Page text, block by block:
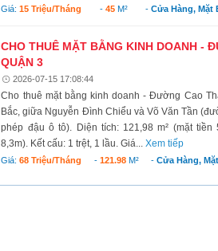
Giá:15 Triệu/tháng - 45M² -Cửa Hàng, Mặt
CHO THUÊ MẶT BẰNG KINH DOANH -
QUẬN 3
2026-07-15 17:08:44
Cho thuê mặt bằng kinh doanh - Đường Cao
Bắc, giữa Nguyễn Đình Chiểu và Võ Văn Tần
phép đậu ô tô). Diện tích: 121,98 m² (mặt
8,3m). Kết cấu: 1 trệt, 1 lầu. Giá...Xem tiếp
Giá:68 Triệu/tháng - 121.98M² -Cửa Hàng,